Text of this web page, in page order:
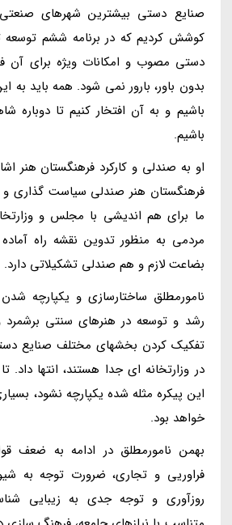
صنایع دستی بیشترین شهرهای
کوشش کردیم که در برنامه ششم توسعه
دستی مصوب و امکانات ویژه برای آن
بدون باور، بارور نمی شود. همه باید به
باشیم و به آن افتخار کنیم تا دوباره
باشیم.
او به صندلی و کارکرد فرهنگستان هنر
فرهنگستان هنر صندلی سیاست گذاری و
ما برای هم اندیشی با مجلس و
مردمی به منظور تدوین نقشه راه
بضاعت لازم و هم صندلی تشکیلاتی دارد.
نامورمطلق ساختارسازی و یکپارچه
رشد و توسعه در هنرهای سنتی برشمرد
تفکیک کردن بخشهای مختلف صنایع
در وزارتخانه ای جدا هستند، انتها داد.
این پیکره مثله شده یکپارچه نشود،
خواهد بود.
بهمن نامورمطلق در ادامه به ضعف
فراوریی و تجاری، ضرورت توجه به
روزآوری و توجه جدی به زیبایی